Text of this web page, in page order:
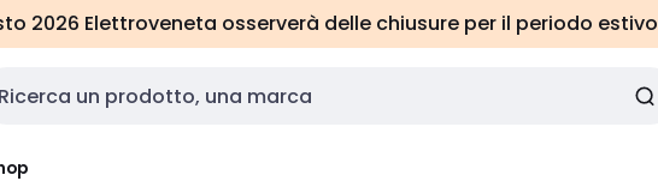
2026 Elettroveneta osserverà delle chiusure per il periodo
input